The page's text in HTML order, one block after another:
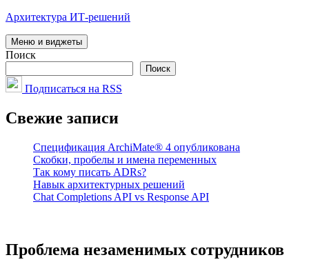
Перейти
содержимому
Архитектура ИТ-решений
Меню и виджеты
Поиск
Поиск
Подписаться на RSS
Свежие записи
Спецификация ArchiMate® 4 опубликована
Скобки, пробелы и имена переменных
Так кому писать ADRs?
Навык архитектурных решений
Chat Completions API vs Response API
Проблема незаменимых сотрудников